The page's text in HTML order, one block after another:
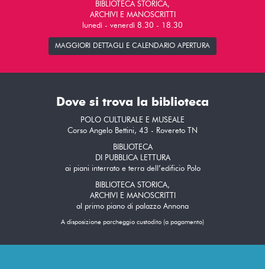
BIBLIOTECA STORICA,
ARCHIVI E MANOSCRITTI
lunedì - venerdì 8.30 - 18.30
MAGGIORI DETTAGLI E CALENDARIO APERTURA
Dove si trova la biblioteca
POLO CULTURALE E MUSEALE
Corso Angelo Bettini, 43 - Rovereto TN
BIBLIOTECA
DI PUBBLICA LETTURA
ai piani interrato e terra dell’edificio Polo
BIBLIOTECA STORICA,
ARCHIVI E MANOSCRITTI
al primo piano di palazzo Annona
A disposizione parcheggio custodito (a pagamento)